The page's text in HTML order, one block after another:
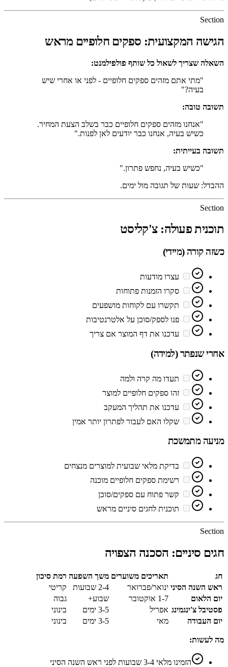
Section
הגישה המקצועית: ספקים חלופיים מראש
השאלה שצריך לשאול כל שותף פולפילמנט:
"מתי אתם מזהים ספקים חלופיים - לפני או אחרי שיש
בעיה?"
תשובה טובה:
"אנחנו מזהים ספקים חלופיים כבר בשלב הצעת המחיר.
כשיש בעיה, אנחנו כבר יודעים לאן לפנות."
תשובה בעייתית:
"כשיש בעיה, נחפש פתרון."
ההבדל: שעות של תגובה מול ימים.
Section
תוכנית פעולה: צ'קליסט
כשזה קורה (מיידי)
עצרו מודעות
סקרו הזמנות פתוחות
תקשרו עם לקוחות מושפעים
פנו לספק/סוכן על אלטרנטיבות
עדכנו את דף המוצר אם צריך
אחרי שנפתר (למידה)
תעדו מה קרה ולמה
זהו ספקים חלופיים למוצר
עדכנו את תהליך המעקב
שקלו האם לעבור לפתרון יותר אמין
מניעה מתמשכת
בדיקת מלאי שבועית למוצרים מנצחים
רשימת ספקים חלופיים מוכנה
קשר פתוח עם ספקים/סוכן
תוכנית לחגים סיניים מראש
Section
חגים סיניים: הסכנה הצפויה
חג תאריכים משוערים משך השפעה רמת סיכון
ראש השנה הסיני ינואר/פברואר 2-4 שבועות
קריטי
יום הלאום
1-7 אוקטובר שבוע+
גבוה
פסטיבל צ'ינגמינג אפריל 3-5 ימים
בינוני
יום העבודה
מאי 3-5 ימים בינוני
מה לעשות:
הזמינו מלאי 3-4 שבועות לפני ראש השנה הסיני